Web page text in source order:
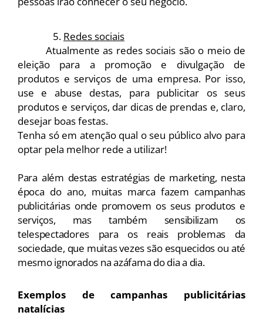
Redes sociais
Atualmente as redes sociais são o meio de
eleição para a promoção e divulgação de
produtos e serviços de uma empresa. Por isso,
use e abuse destas, para publicitar os seus
produtos e serviços, dar dicas de prendas e, claro,
desejar boas festas.
Tenha só em atenção qual o seu público alvo para
optar pela melhor rede a utilizar!
Para além destas estratégias de marketing, nesta
época do ano, muitas marca fazem campanhas
publicitárias onde promovem os seus produtos e
serviços, mas também sensibilizam os
telespectadores para os reais problemas da
sociedade, que muitas vezes são esquecidos ou até
mesmo ignorados na azáfama do dia a dia.
Exemplos de campanhas publicitárias
natalícias